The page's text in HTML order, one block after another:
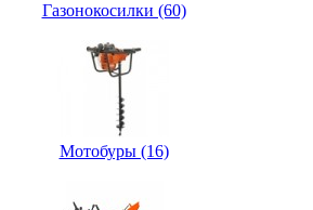
Газонокосилки (60)
Мотобуры (16)